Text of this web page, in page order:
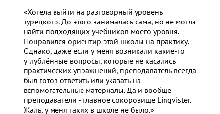
«Хотела выйти на разговорный уровень
турецкого. До этого занималась сама, но не могла
найти подходящих учебников моего уровня.
Понравился ориентир этой школы на практику.
Однако, даже если у меня возникали какие-то
углублённые вопросы, которые не касались
практических упражнений, преподаватель всегда
был готов ответить или указать на
вспомогательные материалы. Да и вообще
преподаватели - главное сокоровище Lingvister.
Жаль, у меня таких в школе не было.»